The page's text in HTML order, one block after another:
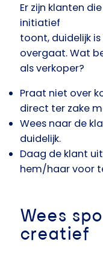
Er zijn klanten
initiatief
toont, duidelijk
overgaat. Wat
als verkoper?
Praat niet over
direct ter zake
Wees naar de
duidelijk.
Daag de klant
hem/haar voor
Wees
creatief